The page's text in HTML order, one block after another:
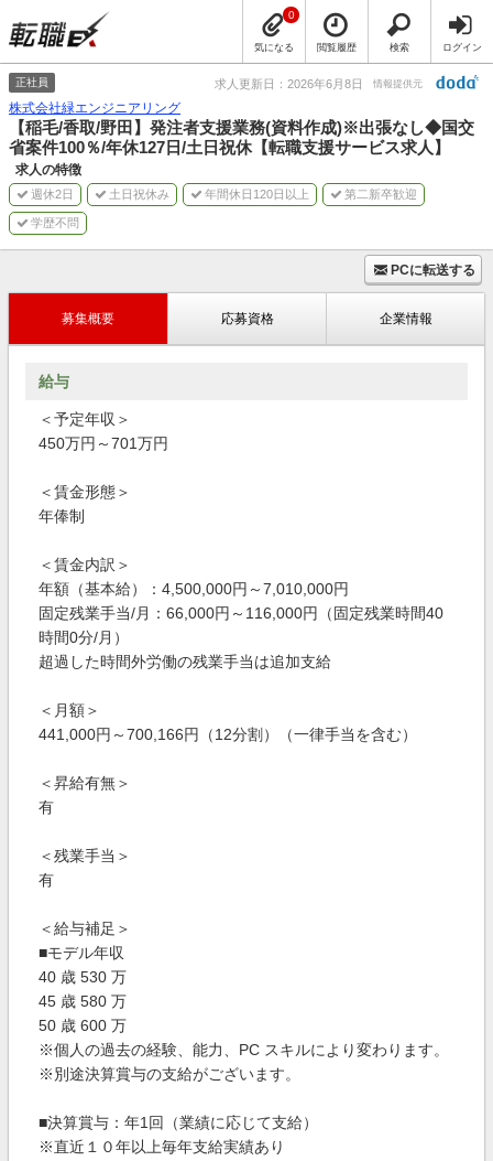
気になる
0
閲覧履歴 検索 ログイン
正社員 求人更新日：2026年6月8日 情報提供元
株式会社緑エンジニアリング
【稲毛/香取/野田】発注者支援業務(資料作成)※出張なし◆国交
省案件100％/年休127日/土日祝休【転職支援サービス求人】
求人の特徴
週休2日 土日祝休み 年間休日120日以上 第二新卒歓迎
学歴不問
PCに転送する
募集概要 応募資格 企業情報
給与
＜予定年収＞
450万円～701万円
＜賃金形態＞
年俸制
＜賃金内訳＞
年額（基本給）：4,500,000円～7,010,000円
固定残業手当/月：66,000円～116,000円（固定残業時間40
時間0分/月）
超過した時間外労働の残業手当は追加支給
＜月額＞
441,000円～700,166円（12分割）（一律手当を含む）
＜昇給有無＞
有
＜残業手当＞
有
＜給与補足＞
■モデル年収
40 歳 530 万
45 歳 580 万
50 歳 600 万
※個人の過去の経験、能力、PC スキルにより変わります。
※別途決算賞与の支給がございます。
■決算賞与：年1回（業績に応じて支給）
※直近１０年以上毎年支給実績あり